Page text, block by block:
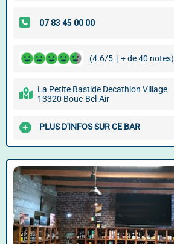
(4.6/5 | + de 40 notes)
La Petite Bastide Decathlon Village
13320 Bouc-Bel-Air
PLUS D'INFOS SUR CE BAR